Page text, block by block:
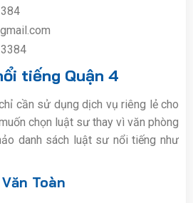
tiếng Quận 4
cần sử dụng dịch vụ riêng lẻ cho
chọn luật sư thay vì văn phòng
danh sách luật sư nổi tiếng như
Toàn